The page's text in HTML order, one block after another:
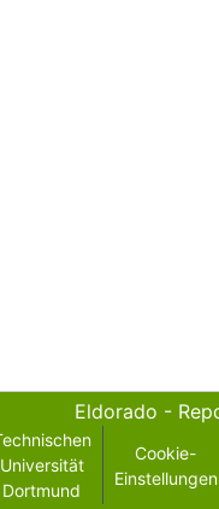
Eldorado -
Universität
Dortmund
Cookie-
Einstellungen